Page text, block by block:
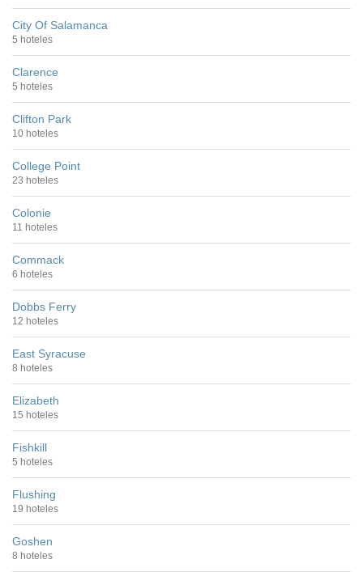
City Of Salamanca
5 hoteles
Clarence
5 hoteles
Clifton Park
10 hoteles
College Point
23 hoteles
Colonie
11 hoteles
Commack
6 hoteles
Dobbs Ferry
12 hoteles
East Syracuse
8 hoteles
Elizabeth
15 hoteles
Fishkill
5 hoteles
Flushing
19 hoteles
Goshen
8 hoteles